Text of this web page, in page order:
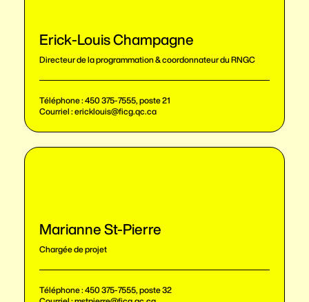
Erick-Louis Champagne
Directeur de la programmation & coordonnateur du RNGC
Téléphone : 450 375-7555, poste 21
Courriel : ericklouis@ficg.qc.ca
Marianne St-Pierre
Chargée de projet
Téléphone : 450 375-7555, poste 32